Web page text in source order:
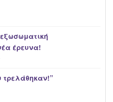
έρευνα!
τρελάθηκαν!”